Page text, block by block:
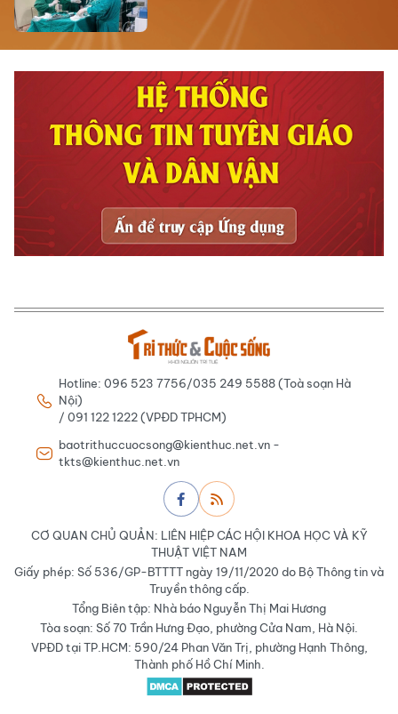
Hotline: 096 523 7756/035 249 5588 (Toà soạn Hà
Nội)
/ 091 122 1222 (VPĐD TPHCM)
baotrithuccuocsong@kienthuc.net.vn -
tkts@kienthuc.net.vn
CƠ QUAN CHỦ QUẢN: LIÊN HIỆP CÁC HỘI KHOA HỌC VÀ KỸ
THUẬT VIỆT NAM
Giấy phép: Số 536/GP-BTTTT ngày 19/11/2020 do Bộ Thông tin và
Truyền thông cấp.
Tổng Biên tập: Nhà báo Nguyễn Thị Mai Hương
Tòa soạn: Số 70 Trần Hưng Đạo, phường Cửa Nam, Hà Nội.
VPĐD tại TP.HCM: 590/24 Phan Văn Trị, phường Hạnh Thông,
Thành phố Hồ Chí Minh.